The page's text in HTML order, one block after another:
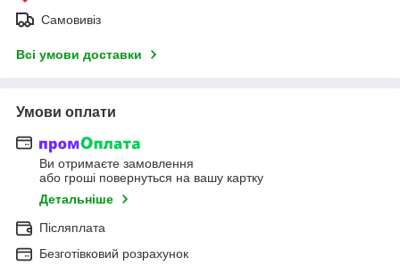
Самовивіз
Всі умови доставки
Умови оплати
Ви отримаєте замовлення
або гроші повернуться на вашу картку
Детальніше
Післяплата
Безготівковий розрахунок